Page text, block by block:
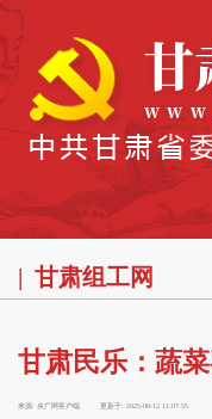
甘肃组工网
甘肃民乐：蔬
来源: 央广网客户端 更新于: 2025-08-12 11:07:55